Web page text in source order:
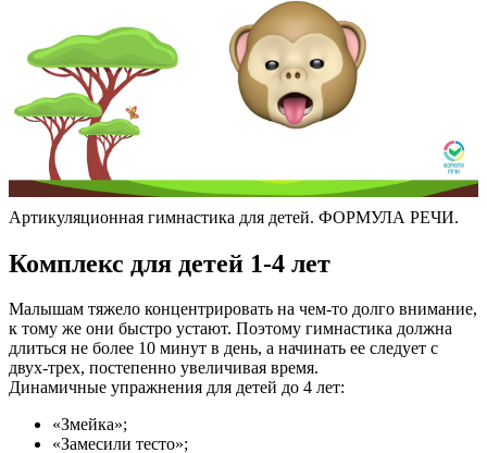
Артикуляционная гимнастика для детей. ФОРМУЛА РЕЧИ.
Комплекс для детей 1-4 лет
Малышам тяжело концентрировать на чем-то долго внимание,
к тому же они быстро устают. Поэтому гимнастика должна
длиться не более 10 минут в день, а начинать ее следует с
двух-трех, постепенно увеличивая время.
Динамичные упражнения для детей до 4 лет:
«Змейка»;
«Замесили тесто»;